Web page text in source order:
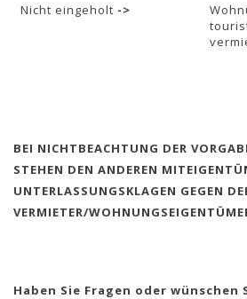
Nicht eingeholt ->
BEI NICHTBEACHTUNG DER
STEHEN DEN ANDEREN
UNTERLASSUNGSKLAGEN GEGEN
VERMIETER/
Haben Sie Fragen oder wünschen